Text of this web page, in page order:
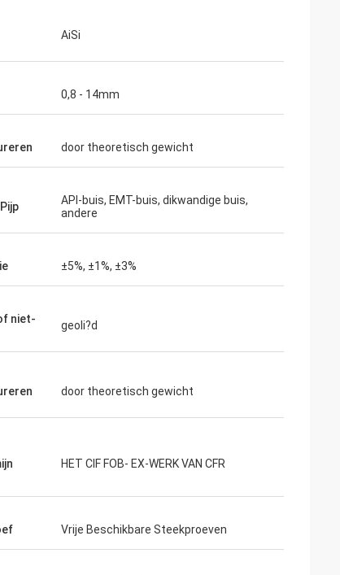
AiSi
0,8 - 14mm
door theoretisch gewicht
API-buis, EMT-buis, dikwandige buis,
andere
±5%, ±1%, ±3%
niet-
geoli?d
door theoretisch gewicht
HET CIF FOB- EX-WERK VAN CFR
Vrije Beschikbare Steekproeven